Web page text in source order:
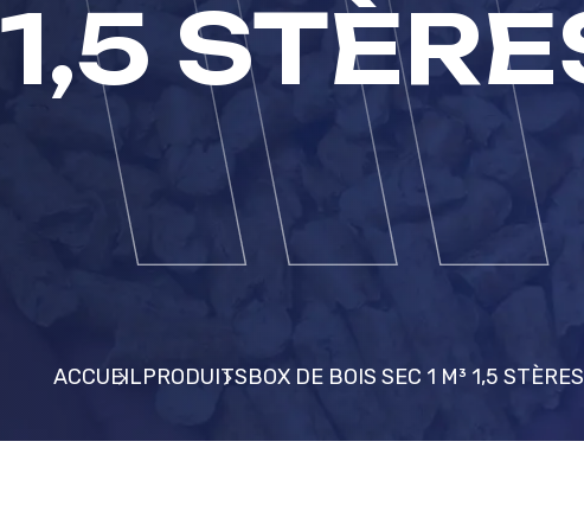
1,5
ACCUEILPRODUITSBOX DE BOIS SEC 1 M³ 1,5 STÈRES